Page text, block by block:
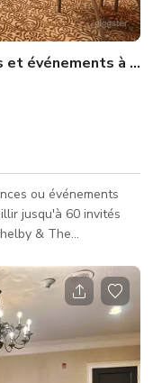
et événements à
ou événements
jusqu'à 60 invités
et
avec The